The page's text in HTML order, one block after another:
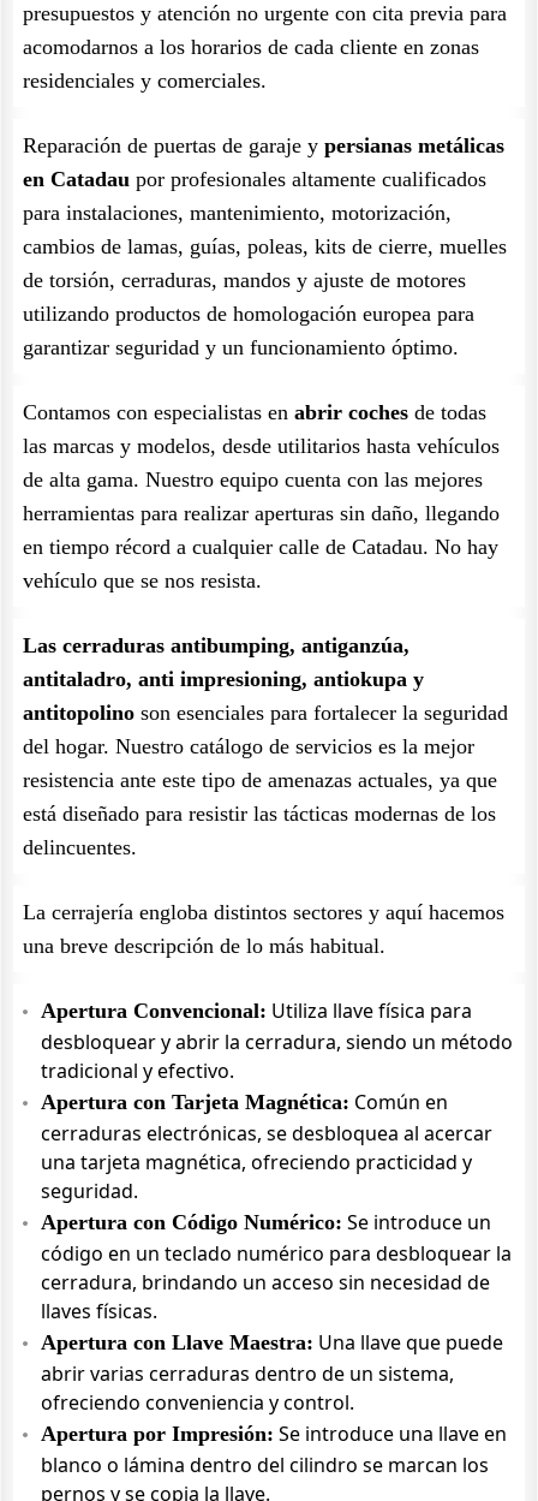
presupuestos y atención no urgente con cita previa para
acomodarnos a los horarios de cada cliente en zonas
residenciales y comerciales.
Reparación de puertas de garaje y persianas metálicas
en Catadau por profesionales altamente cualificados
para instalaciones, mantenimiento, motorización,
cambios de lamas, guías, poleas, kits de cierre, muelles
de torsión, cerraduras, mandos y ajuste de motores
utilizando productos de homologación europea para
garantizar seguridad y un funcionamiento óptimo.
Contamos con especialistas en abrir coches de todas
las marcas y modelos, desde utilitarios hasta vehículos
de alta gama. Nuestro equipo cuenta con las mejores
herramientas para realizar aperturas sin daño, llegando
en tiempo récord a cualquier calle de Catadau. No hay
vehículo que se nos resista.
Las cerraduras antibumping, antiganzúa,
antitaladro, anti impresioning, antiokupa y
antitopolino son esenciales para fortalecer la seguridad
del hogar. Nuestro catálogo de servicios es la mejor
resistencia ante este tipo de amenazas actuales, ya que
está diseñado para resistir las tácticas modernas de los
delincuentes.
La cerrajería engloba distintos sectores y aquí hacemos
una breve descripción de lo más habitual.
Apertura Convencional: Utiliza llave física para
desbloquear y abrir la cerradura, siendo un método
tradicional y efectivo.
Apertura con Tarjeta Magnética: Común en
cerraduras electrónicas, se desbloquea al acercar
una tarjeta magnética, ofreciendo practicidad y
seguridad.
Apertura con Código Numérico: Se introduce un
código en un teclado numérico para desbloquear la
cerradura, brindando un acceso sin necesidad de
llaves físicas.
Apertura con Llave Maestra: Una llave que puede
abrir varias cerraduras dentro de un sistema,
ofreciendo conveniencia y control.
Apertura por Impresión: Se introduce una llave en
blanco o lámina dentro del cilindro se marcan los
pernos y se copia la llave.